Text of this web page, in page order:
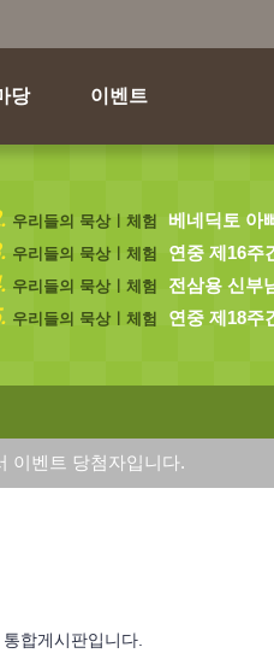
당 이벤트
우리들의 묵상ㅣ체험 베네딕토 아
우리들의 묵상ㅣ체험 연중 제16주
우리들의 묵상ㅣ체험 전삼용 신부
우리들의 묵상ㅣ체험 연중 제18주
이벤트 당첨자입니다.
합게시판입니다.